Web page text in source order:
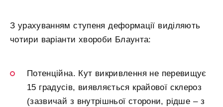
З урахуванням ступеня деформації виділяють
чотири варіанти хвороби Блаунта:
Потенційна. Кут викривлення не перевищує
15 градусів, виявляється крайової склероз
(зазвичай з внутрішньої сторони, рідше – з